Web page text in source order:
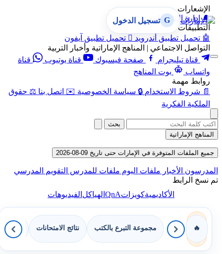
الإشعارات
🔔 إدارة الإشعارات
التطبيقات
🤖 تحميل تطبيق أندرويد  تحميل تطبيق آيفون
التواصل الاجتماعي | المناهج الإماراتية وأخبار التربية
قناة تيليجرام
صفحة فيسبوك قناة يوتيوب
قناة
واتساب
بوت المناهج
روابط مهمة
📄 شروط الاستخدام 🔒 سياسة الخصوصية ✉️ اتصل بنا ⚖️ حقوق
الملكية الفكرية
G تسجيل الدخول
بحث
المناهج الإماراتية
جميع الملفات المتوفرة في الإمارات حتى تاريخ 09-08-2026
المدرسون الأخبار ملفات اليوم ملفات للمدرس التقويم المدرسي
تم نسخ الرابط
الأكاديميةكويزاتQnAالهياكلالفيديوهات
🔥 مجموعة التبرع بالكتب نتائج الامتحانات